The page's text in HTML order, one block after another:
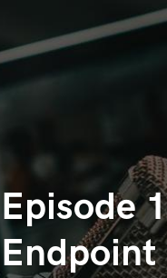
Episode
Endpoint